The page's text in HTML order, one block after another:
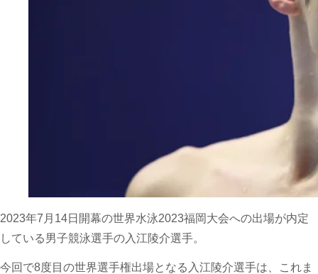
2023年7月14日開幕の世界水泳2023福岡大会への出場が内定
している男子競泳選手の入江陵介選手。
今回で8度目の世界選手権出場となる入江陵介選手は、これま